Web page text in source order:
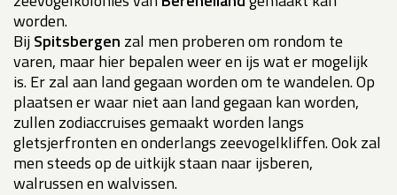
worden.
BijSpitsbergen zal men proberen om rondom te
varen, maar hier bepalen weer en ijs wat er mogelijk
is. Er zal aan land gegaan worden om te wandelen. Op
plaatsen er waar niet aan land gegaan kan worden,
zullen zodiaccruises gemaakt worden langs
gletsjerfronten en onderlangs zeevogelkliffen. Ook zal
men steeds op de uitkijk staan naar ijsberen,
walrussen en walvissen.